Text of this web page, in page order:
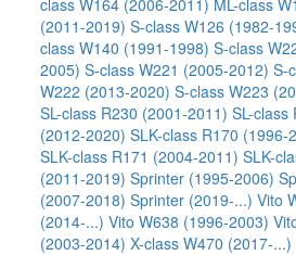
class W164 (2006-2011) ML-class
(2011-2019) S-class W126 (1982-
class W140 (1991-1998) S-class
2005) S-class W221 (2005-2012) S-
W222 (2013-2020) S-class W223
SL-class R230 (2001-2011) SL-class
(2012-2020) SLK-class R170 (1996-
SLK-class R171 (2004-2011) SLK-
(2011-2019) Sprinter (1995-2006)
(2007-2018) Sprinter (2019-...) Vito
(2014-...) Vito W638 (1996-2003)
(2003-2014) X-class W470 (2017-...)